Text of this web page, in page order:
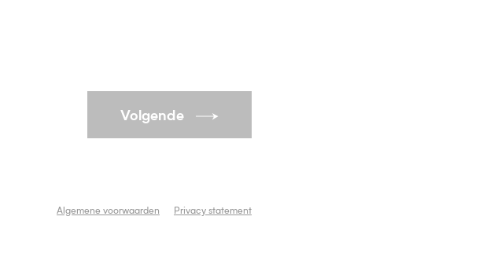
Volgende
Algemene voorwaarden Privacy statement